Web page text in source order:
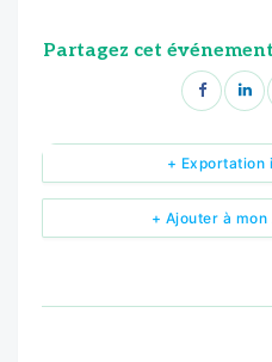
Partagez cet événement
+ Ajouter à mon
+ Exportation